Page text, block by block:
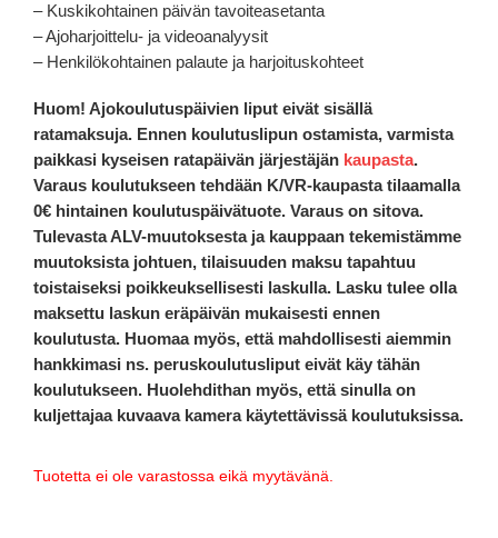
– Kuskikohtainen päivän tavoiteasetanta
– Ajoharjoittelu- ja videoanalyysit
– Henkilökohtainen palaute ja harjoituskohteet
Huom! Ajokoulutuspäivien liput eivät sisällä
ratamaksuja. Ennen koulutuslipun ostamista, varmista
paikkasi kyseisen ratapäivän järjestäjän kaupasta.
Varaus koulutukseen tehdään K/VR-kaupasta tilaamalla
0€ hintainen koulutuspäivätuote. Varaus on sitova.
Tulevasta ALV-muutoksesta ja kauppaan tekemistämme
muutoksista johtuen, tilaisuuden maksu tapahtuu
toistaiseksi poikkeuksellisesti laskulla. Lasku tulee olla
maksettu laskun eräpäivän mukaisesti ennen
koulutusta. Huomaa myös, että mahdollisesti aiemmin
hankkimasi ns. peruskoulutusliput eivät käy tähän
koulutukseen. Huolehdithan myös, että sinulla on
kuljettajaa kuvaava kamera käytettävissä koulutuksissa.
Tuotetta ei ole varastossa eikä myytävänä.